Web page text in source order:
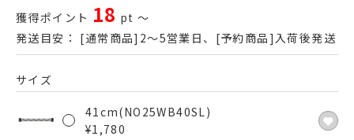
獲得ポイント 18 pt 〜
発送目安： [通常商品]2～5営業日、[予約商品]入荷後発送
サイズ
41cm(NO25WB40SL)
¥1,780